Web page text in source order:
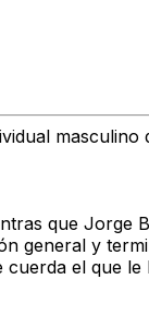
masculino
que Jorge
general y
cuerda el que